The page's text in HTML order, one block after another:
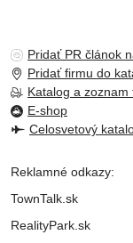
Pridať PR článok
Pridať firmu do
Katalog a zoznam
E-shop
Celosvetový
Reklamné odkazy:
TownTalk.sk
RealityPark.sk